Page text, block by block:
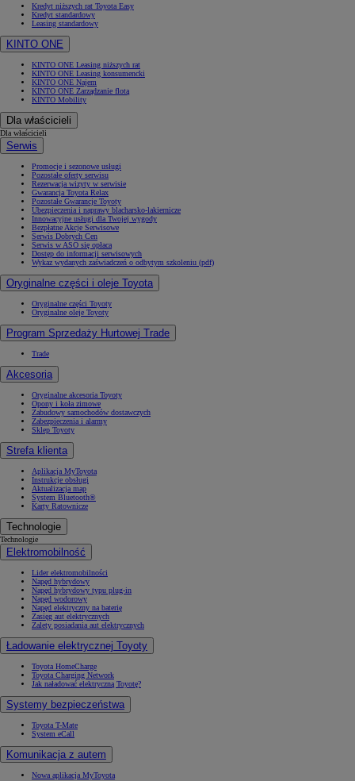
Kredyt niższych rat Toyota Easy
Kredyt standardowy
Leasing standardowy
KINTO ONE
KINTO ONE Leasing niższych rat
KINTO ONE Leasing konsumencki
KINTO ONE Najem
KINTO ONE Zarządzanie flotą
KINTO Mobility
Dla właścicieli
Dla właścicieli
Serwis
Promocje i sezonowe usługi
Pozostałe oferty serwisu
Rezerwacja wizyty w serwisie
Gwarancja Toyota Relax
Pozostałe Gwarancje Toyoty
Ubezpieczenia i naprawy blacharsko-lakiernicze
Innowacyjne usługi dla Twojej wygody
Bezpłatne Akcje Serwisowe
Serwis Dobrych Cen
Serwis w ASO się opłaca
Dostęp do informacji serwisowych
Wykaz wydanych zaświadczeń o odbytym szkoleniu (pdf)
Oryginalne części i oleje Toyota
Oryginalne części Toyoty
Oryginalne oleje Toyoty
Program Sprzedaży Hurtowej Trade
Trade
Akcesoria
Oryginalne akcesoria Toyoty
Opony i koła zimowe
Zabudowy samochodów dostawczych
Zabezpieczenia i alarmy
Sklep Toyoty
Strefa klienta
Aplikacja MyToyota
Instrukcje obsługi
Aktualizacja map
System Bluetooth®
Karty Ratownicze
Technologie
Technologie
Elektromobilność
Lider elektromobilności
Napęd hybrydowy
Napęd hybrydowy typu plug-in
Napęd wodorowy
Napęd elektryczny na baterię
Zasięg aut elektrycznych
Zalety posiadania aut elektrycznych
Ładowanie elektrycznej Toyoty
Toyota HomeCharge
Toyota Charging Network
Jak naładować elektryczną Toyotę?
Systemy bezpieczeństwa
Toyota T-Mate
System eCall
Komunikacja z autem
Nowa aplikacja MyToyota